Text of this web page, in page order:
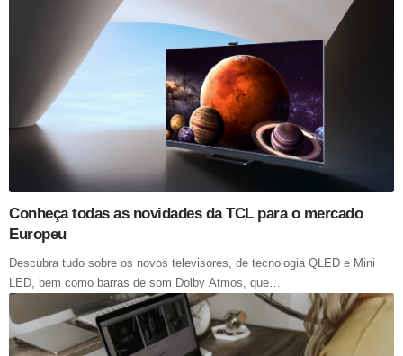
Conheça todas as novidades da TCL para o mercado
Europeu
Descubra tudo sobre os novos televisores, de tecnologia QLED e Mini
LED, bem como barras de som Dolby Atmos, que…